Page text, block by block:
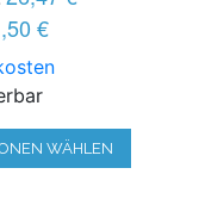
€
WÄHLEN